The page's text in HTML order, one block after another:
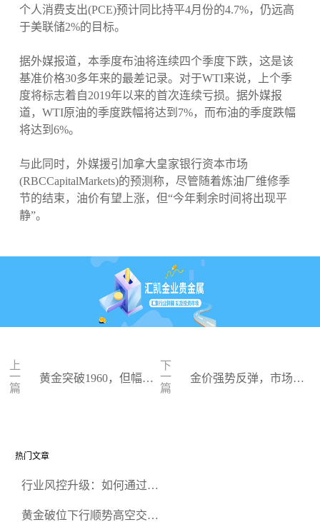
个人消费支出(PCE)预计同比持平4月份的4.7%，仍远高
于美联储2%的目标。
据外媒报道，本季度布油将连续四个季度下跌，这是该
基准价格30多年来的最差记录。对于WTI来说，上个季
度将标志着自2019年以来的首次连续亏损。据外媒报
道，WTI原油的季度跌幅将达到7%，而布油的季度跌幅
将达到6%。
与此同时，外媒援引加拿大皇家银行资本市场
(RBCCapitalMarkets)的预测称，尽管随着炼油厂维修季
节的结束，油价有望上涨，但“今年剩余时间将出现平
静”。
上
一
篇
黄金突破1960，但幅度
下
一
篇
金价强势反弹，市场淡
热门文章
行业风控升级：如何通过正
黄金破位下行顺势高空交易